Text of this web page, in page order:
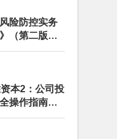
险防控实务
（第二版）
本2：公司投
操作指南》